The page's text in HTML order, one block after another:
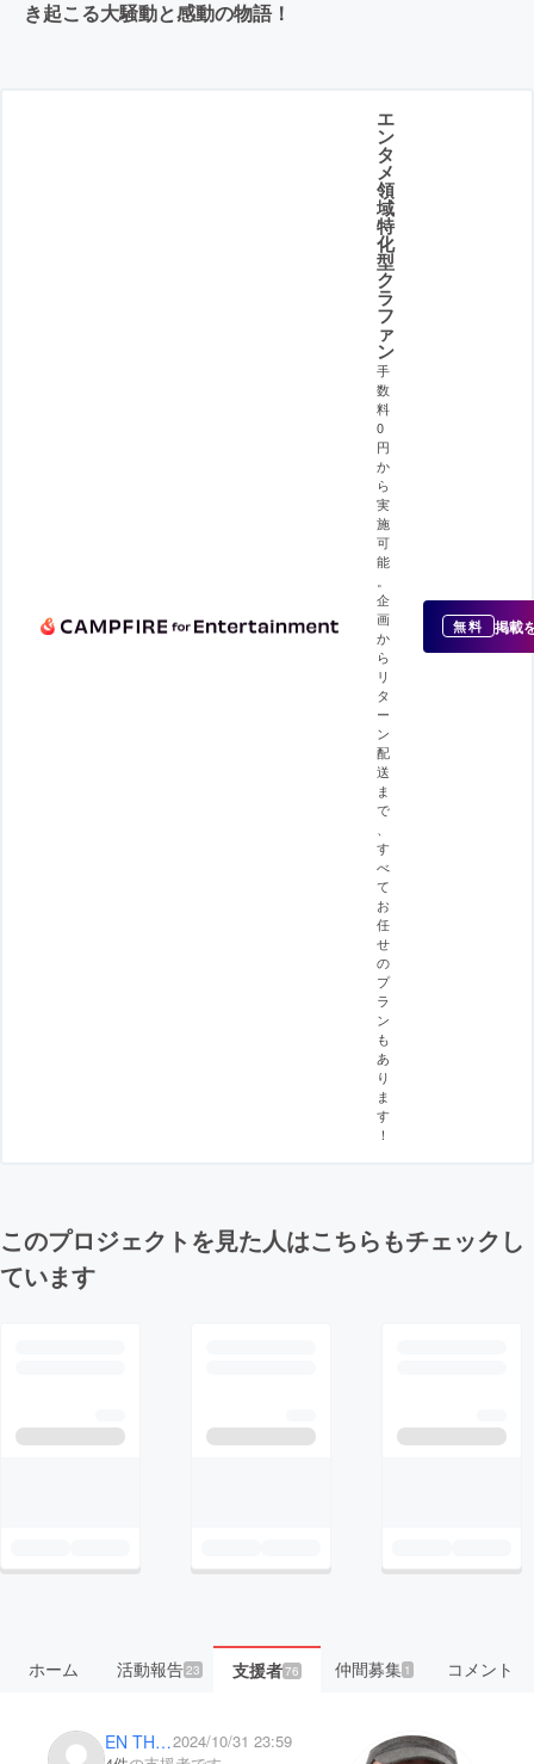
き起こる大騒動と感動の物語！
エ
ン
タ
メ
領
域
特
化
型
ク
ラ
フ
ァ
ン
手
数
料
0
円
か
ら
実
施
可
能
企
画
か
ら
リ
タ
ー
ン
配
送
ま
で
す
べ
て
お
任
せ
の
プ
ラ
ン
も
あ
り
ま
す
！
無料 掲載
このプロジェクトを見た人はこちらもチェックし
ています
ホーム 活動報告23 支援者76 仲間募集 1 コメント
EN THE SANADAMARU2024/10/31 23:59